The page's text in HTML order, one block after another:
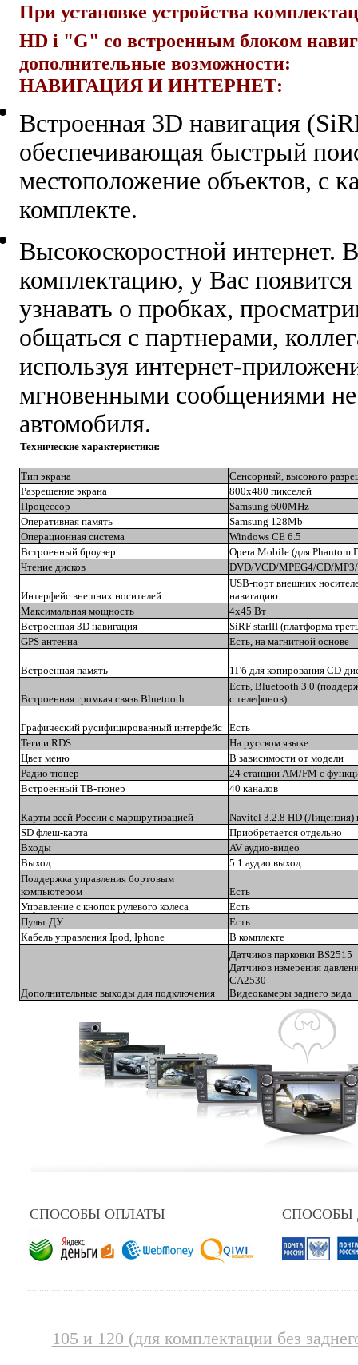
При установке устройства
HD i "G" со встроенным блоком
дополнительные возможности:
НАВИГАЦИЯ И ИНТЕРНЕТ:
Встроенная 3D навигация
обеспечивающая быстрый
местоположение объектов, с
комплекте.
Высокоскоростной интернет.
комплектацию, у Вас
узнавать о пробках,
общаться с партнерами,
используя интернет-
мгновенными сообщениями
автомобиля.
Технические характеристики:
Тип экрана
Сенсорный, высокого
Разрешение экрана
800х480 пикселей
Процессор
Samsung 600MHz
Оперативная память
Samsung 128Mb
Операционная система
Windows CE 6.5
Встроенный броузер
Opera Mobile (для Phantom
Чтение дисков
DVD/VCD/MPEG4/CD/
Интерфейс внешних носителей
USB-порт внешних
навигацию
Максимальная мощность
4х45 Вт
Встроенная 3D навигация
SiRF starIII (платформа
GPS антенна
Есть, на магнитной основе
Встроенная память 1Гб для копирования CD-
Встроенная громкая связь Bluetooth
Есть, Bluetooth 3.0
с телефонов)
Графический русифицированный интерфейс Есть
Теги и RDS
На русском языке
Цвет меню
В зависимости от модели
Радио тюнер
24 станции AM/FM с
Встроенный ТВ-тюнер
40 каналов
Карты всей России с маршрутизацией
Navitel 3.2.8 HD (Лицензия)
SD флеш-карта
Приобретается отдельно
Входы
AV аудио-видео
Выход
5.1 аудио выход
Поддержка управления бортовым
компьютером
Есть
Управление с кнопок рулевого колеса
Есть
Пульт ДУ
Есть
Кабель управления Ipod, Iphone В комплекте
Дополнительные выходы для подключения
Датчиков парковки BS2515
Датчиков измерения
CA2530
Видеокамеры заднего вида
СПОСОБЫ ОПЛАТЫ СПОСОБЫ
105 и 120 (для комплектации без